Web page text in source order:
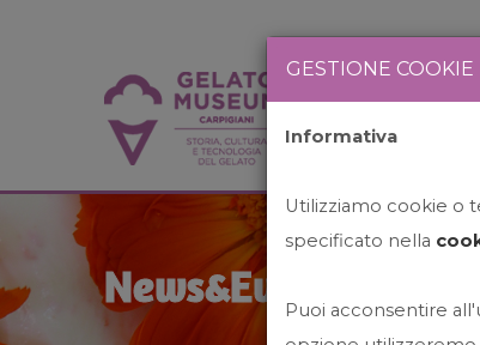
News&Events
GESTIONE COOKIE
Informativa
Utilizziamo cookie o
specificato nella
Puoi acconsentire